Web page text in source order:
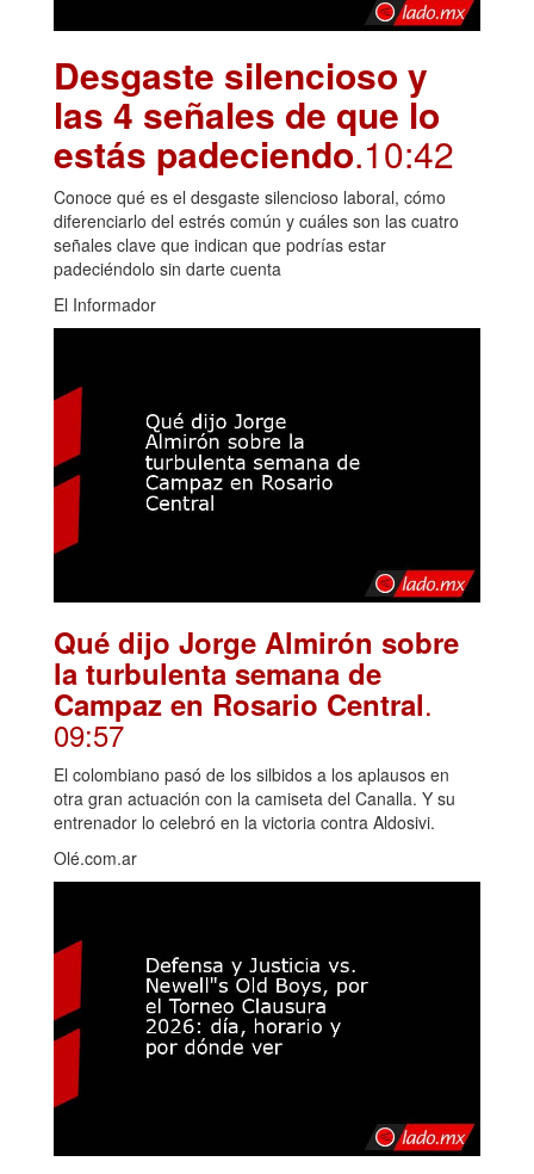
Desgaste silencioso y
las 4 señales de que lo
estás padeciendo.10:42
Conoce qué es el desgaste silencioso laboral, cómo
diferenciarlo del estrés común y cuáles son las cuatro
señales clave que indican que podrías estar
padeciéndolo sin darte cuenta
El Informador
Qué dijo Jorge Almirón sobre
la turbulenta semana de
Campaz en Rosario Central.
09:57
El colombiano pasó de los silbidos a los aplausos en
otra gran actuación con la camiseta del Canalla. Y su
entrenador lo celebró en la victoria contra Aldosivi.
Olé.com.ar